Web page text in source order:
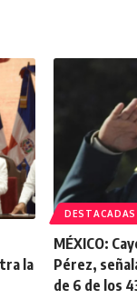
la
DESTACADAS
MÉXICO:
Pérez,
de 6 de los